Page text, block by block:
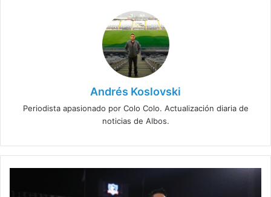
Andrés Koslovski
Periodista apasionado por Colo Colo. Actualización diaria de
noticias de Albos.